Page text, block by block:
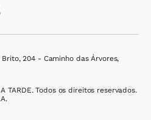
204 - Caminho das Árvores,
TARDE. Todos os direitos reservados.